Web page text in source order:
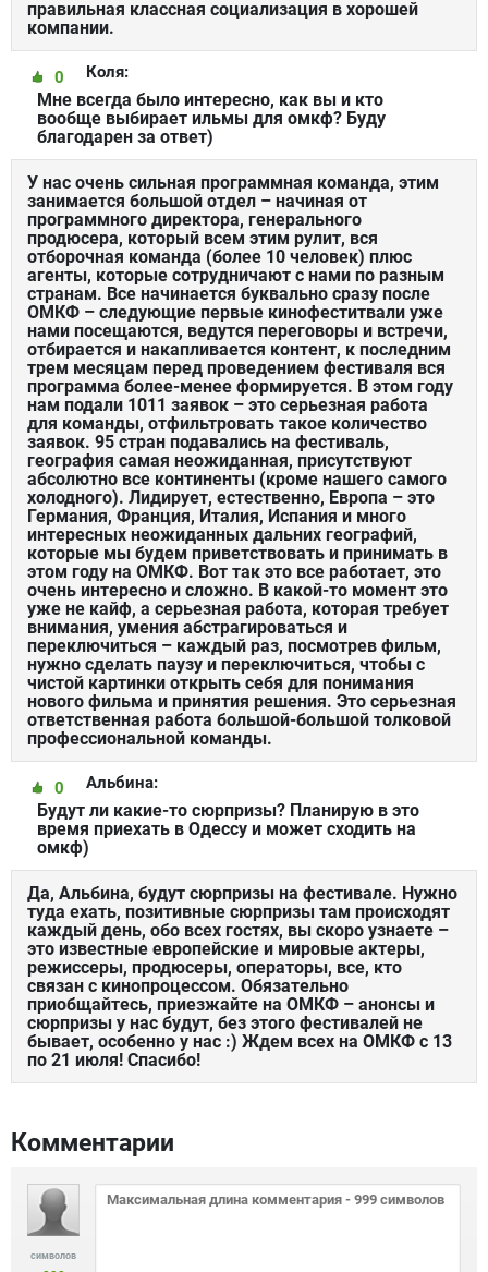
правильная классная социализация в хорошей
компании.
Коля:
0
Мне всегда было интересно, как вы и кто
вообще выбирает ильмы для омкф? Буду
благодарен за ответ)
У нас очень сильная программная команда, этим
занимается большой отдел – начиная от
программного директора, генерального
продюсера, который всем этим рулит, вся
отборочная команда (более 10 человек) плюс
агенты, которые сотрудничают с нами по разным
странам. Все начинается буквально сразу после
ОМКФ – следующие первые кинофеститвали уже
нами посещаются, ведутся переговоры и встречи,
отбирается и накапливается контент, к последним
трем месяцам перед проведением фестиваля вся
программа более-менее формируется. В этом году
нам подали 1011 заявок – это серьезная работа
для команды, отфильтровать такое количество
заявок. 95 стран подавались на фестиваль,
география самая неожиданная, присутствуют
абсолютно все континенты (кроме нашего самого
холодного). Лидирует, естественно, Европа – это
Германия, Франция, Италия, Испания и много
интересных неожиданных дальних географий,
которые мы будем приветствовать и принимать в
этом году на ОМКФ. Вот так это все работает, это
очень интересно и сложно. В какой-то момент это
уже не кайф, а серьезная работа, которая требует
внимания, умения абстрагироваться и
переключиться – каждый раз, посмотрев фильм,
нужно сделать паузу и переключиться, чтобы с
чистой картинки открыть себя для понимания
нового фильма и принятия решения. Это серьезная
ответственная работа большой-большой толковой
профессиональной команды.
Альбина:
0
Будут ли какие-то сюрпризы? Планирую в это
время приехать в Одессу и может сходить на
омкф)
Да, Альбина, будут сюрпризы на фестивале. Нужно
туда ехать, позитивные сюрпризы там происходят
каждый день, обо всех гостях, вы скоро узнаете –
это известные европейские и мировые актеры,
режиссеры, продюсеры, операторы, все, кто
связан с кинопроцессом. Обязательно
приобщайтесь, приезжайте на ОМКФ – анонсы и
сюрпризы у нас будут, без этого фестивалей не
бывает, особенно у нас :) Ждем всех на ОМКФ с 13
по 21 июля! Спасибо!
Комментарии
символов